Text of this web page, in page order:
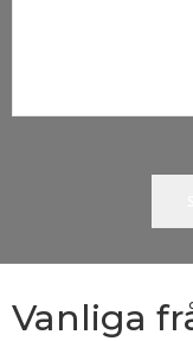
Vanliga